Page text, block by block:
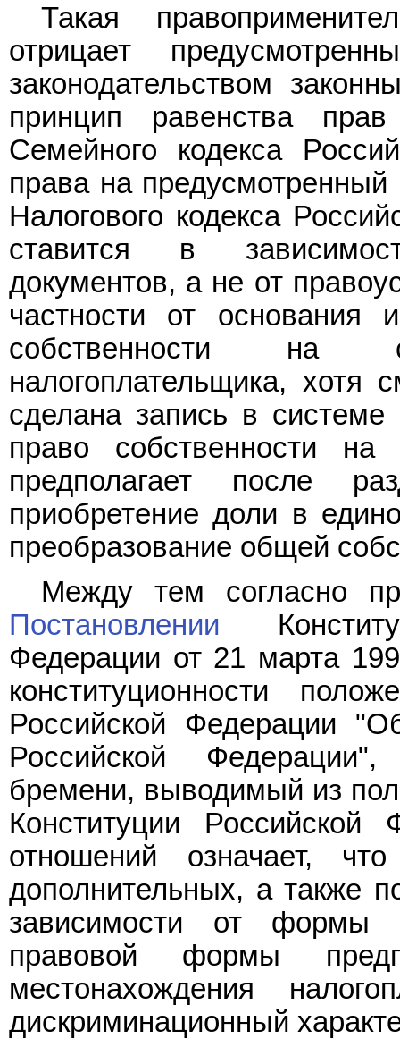
Такая
отрицает
законодательством
принцип равенства
Семейного кодекса
права на
Налогового кодекса
ставится в
документов, а не от
частности от основания
собственности на
налогоплательщика, хотя
сделана запись в
право собственности
предполагает после
приобретение доли в
преобразование общей
Между тем согласно
Постановлении
Федерации от 21 марта
конституционности
Российской Федерации
Российской
бремени, выводимый из
Конституции
отношений означает,
дополнительных, а также
зависимости от формы
правовой формы
местонахождения
дискриминационный